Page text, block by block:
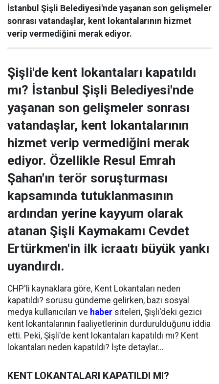
İstanbul Şişli Belediyesi'nde yaşanan son gelişmeler
sonrası vatandaşlar, kent lokantalarının hizmet
verip vermediğini merak ediyor.
Şişli'de kent lokantaları kapatıldı
mı? İstanbul Şişli Belediyesi'nde
yaşanan son gelişmeler sonrası
vatandaşlar, kent lokantalarının
hizmet verip vermediğini merak
ediyor. Özellikle Resul Emrah
Şahan'ın terör soruşturması
kapsamında tutuklanmasının
ardından yerine kayyum olarak
atanan Şişli Kaymakamı Cevdet
Ertürkmen'in ilk icraatı büyük yankı
uyandırdı.
CHP'li kaynaklara göre, Kent Lokantaları neden
kapatıldı? sorusu gündeme gelirken, bazı sosyal
medya kullanıcıları ve haber siteleri, Şişli'deki gezici
kent lokantalarının faaliyetlerinin durdurulduğunu iddia
etti. Peki, Şişli'de kent lokantaları kapatıldı mı? Kent
lokantaları neden kapatıldı? İşte detaylar...
KENT LOKANTALARI KAPATILDI MI?